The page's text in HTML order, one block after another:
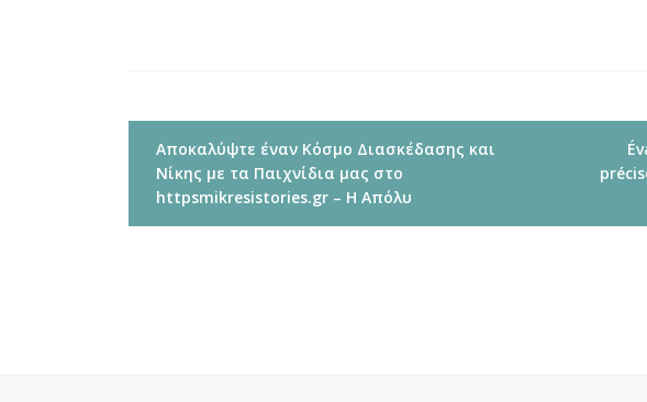
Navigacija
tarp
įrašų
Αποκαλύψτε έναν Κόσμο Διασκέδασης και
Νίκης με τα Παιχνίδια μας στο
httpsmikresistories.gr – Η Απόλυ